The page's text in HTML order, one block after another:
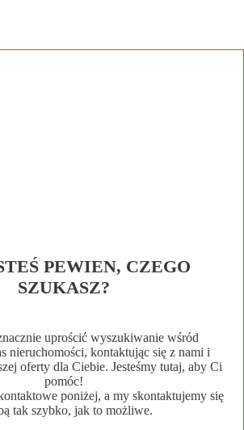
oferty
PEWIEN, CZEGO
SZUKASZ?
uprościć wyszukiwanie wśród
nieruchomości, kontaktując się z nami i
oferty dla Ciebie. Jesteśmy tutaj, aby Ci
pomóc!
poniżej, a my skontaktujemy się
tak szybko, jak to możliwe.